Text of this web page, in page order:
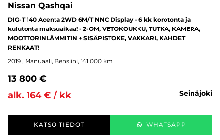
Nissan Qashqai
DIG-T 140 Acenta 2WD 6M/T NNC Display - 6 kk korotonta ja
kulutonta maksuaikaa! - 2-OM, VETOKOUKKU, TUTKA, KAMERA,
MOOTTORINLÄMMITIN + SISÄPISTOKE, VAKKARI, KAHDET
RENKAAT!
2019 , Manuaali, Bensiini, 141 000 km
13 800 €
alk. 164 € / kk
seinäjoki
KATSO TIEDOT WHATSAPP